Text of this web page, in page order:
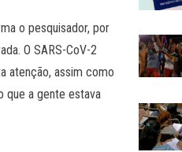
o pesquisador, por
O SARS-CoV-2
atenção, assim como
que a gente estava